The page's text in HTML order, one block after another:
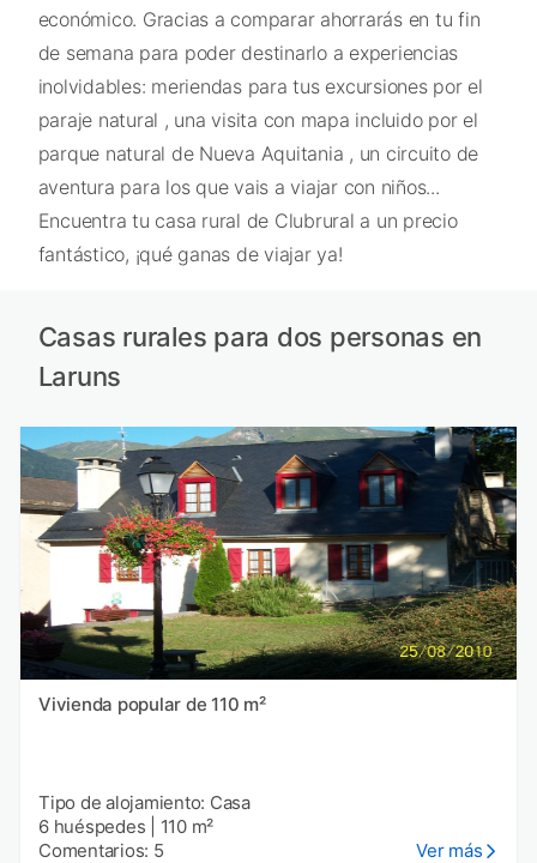
económico. Gracias a comparar ahorrarás en tu fin
de semana para poder destinarlo a experiencias
inolvidables: meriendas para tus excursiones por el
paraje natural , una visita con mapa incluido por el
parque natural de Nueva Aquitania , un circuito de
aventura para los que vais a viajar con niños...
Encuentra tu casa rural de Clubrural a un precio
fantástico, ¡qué ganas de viajar ya!
Casas rurales para dos personas en
Laruns
Vivienda popular de 110 m²
Tipo de alojamiento: Casa
6 huéspedes
110 m²
Comentarios: 5
Ver más